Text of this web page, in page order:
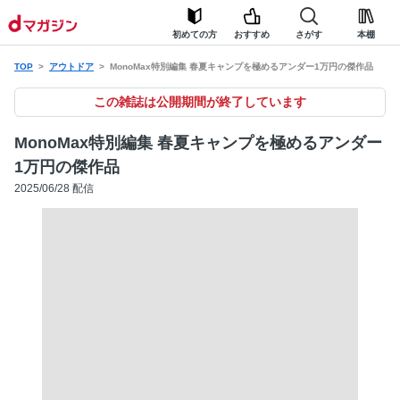
初めての方 おすすめ さがす 本棚
TOP アウトドア MonoMax特別編集 春夏キャンプを極めるアンダー1万円の傑作品
この雑誌は公開期間が終了しています
MonoMax特別編集 春夏キャンプを極めるアンダー
1万円の傑作品
2025/06/28 配信